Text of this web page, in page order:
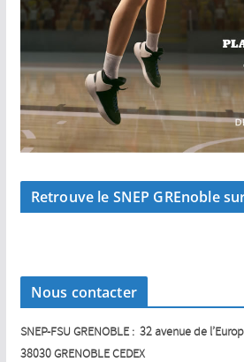
Retrouve le SNEP GREnoble
Nous contacter
SNEP-FSU GRENOBLE : 32 avenue de
38030 GRENOBLE CEDEX